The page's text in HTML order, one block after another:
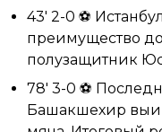
43′ 2-0 ⚽
преимущество
полузащитник
78′ 3-0 ⚽
Башакшехир